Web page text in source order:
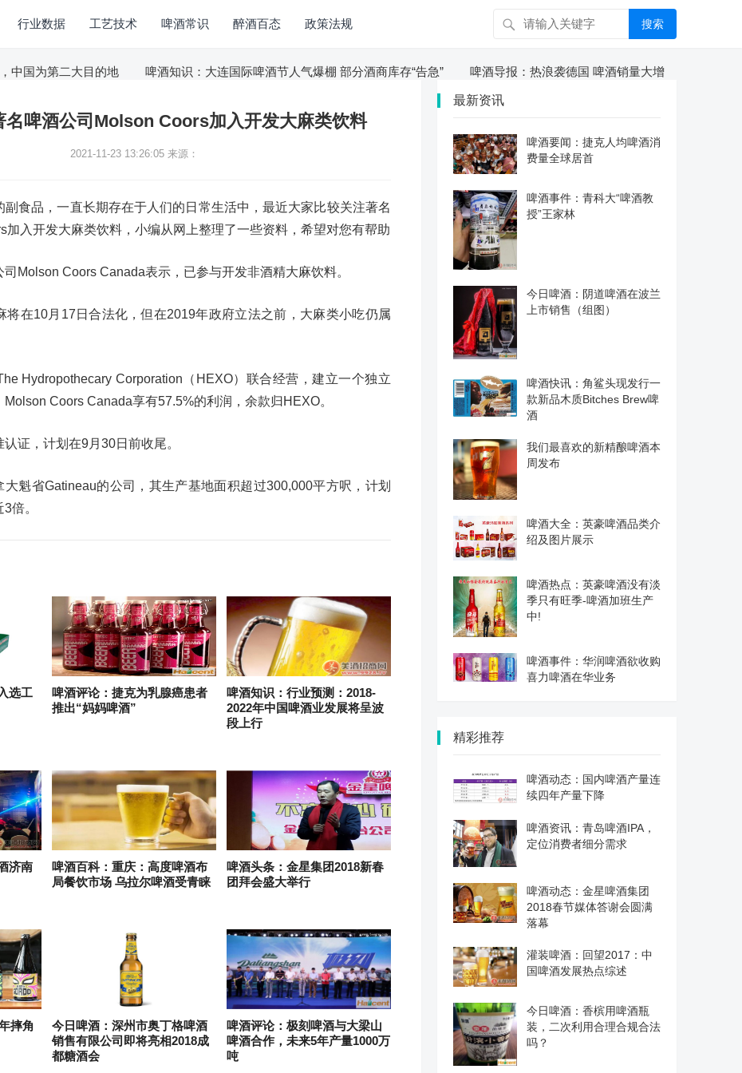
行业数据 工艺技术 啤酒常识 醉酒百态 政策法规 搜索
国为第二大目的地 啤酒知识：大连国际啤酒节人气爆棚 部分酒商库存“告急” 啤酒导报：热浪袭德国 啤酒销量大增
名啤酒公司Molson Coors加入开发大麻类饮料
2021-11-23 13:26:05 来源：
副食品，一直长期存在于人们的日常生活中，最近大家比较关注著名
加入开发大麻类饮料，小编从网上整理了一些资料，希望对您有帮助
Molson Coors Canada表示，已参与开发非酒精大麻饮料。
将在10月17日合法化，但在2019年政府立法之前，大麻类小吃仍属
Hydropothecary Corporation（HEXO）联合经营，建立一个独立
Coors Canada享有57.5%的利润，余款归HEXO。
证，计划在9月30日前收尾。
大魁省Gatineau的公司，其生产基地面积超过300,000平方呎，计划
倍。
选工
啤酒评论：捷克为乳腺癌患者
推出“妈妈啤酒”
啤酒知识：行业预测：2018-
2022年中国啤酒业发展将呈波
段上行
济南
啤酒百科：重庆：高度啤酒布
局餐饮市场 乌拉尔啤酒受青睐
啤酒头条：金星集团2018新春
团拜会盛大举行
摔角
今日啤酒：深州市奥丁格啤酒
销售有限公司即将亮相2018成
都糖酒会
啤酒评论：极刻啤酒与大梁山
啤酒合作，未来5年产量1000万
吨
最新资讯
啤酒要闻：捷克人均啤酒消
费量全球居首
啤酒事件：青科大“啤酒教
授”王家林
今日啤酒：阴道啤酒在波兰
上市销售（组图）
啤酒快讯：角鲨头现发行一
款新品木质Bitches Brew啤
酒
我们最喜欢的新精酿啤酒本
周发布
啤酒大全：英豪啤酒品类介
绍及图片展示
啤酒热点：英豪啤酒没有淡
季只有旺季-啤酒加班生产
中!
啤酒事件：华润啤酒欲收购
喜力啤酒在华业务
精彩推荐
啤酒动态：国内啤酒产量连
续四年产量下降
啤酒资讯：青岛啤酒IPA，
定位消费者细分需求
啤酒动态：金星啤酒集团
2018春节媒体答谢会圆满
落幕
灌装啤酒：回望2017：中
国啤酒发展热点综述
今日啤酒：香槟用啤酒瓶
装，二次利用合理合规合法
吗？